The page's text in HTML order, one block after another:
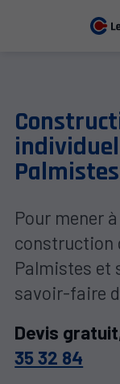
Palmistes
Pour mener
construction
Palmistes et
savoir-faire
Devis
35 32 84